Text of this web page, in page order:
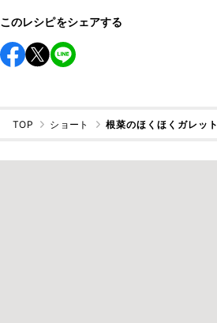
このレシピをシェアする
TOP ショート 根菜のほくほくガレット